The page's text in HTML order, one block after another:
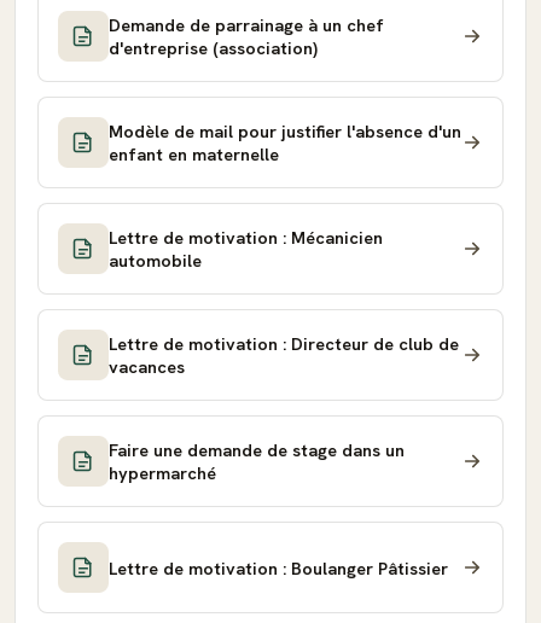
Demande de parrainage à un chef
d'entreprise (association)
Modèle de mail pour justifier l'absence d'un
enfant en maternelle
Lettre de motivation : Mécanicien
automobile
Lettre de motivation : Directeur de club de
vacances
Faire une demande de stage dans un
hypermarché
Lettre de motivation : Boulanger Pâtissier